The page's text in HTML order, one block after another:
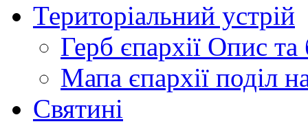
Територіальний устрій
Герб єпархії Опис та
Мапа єпархії поділ
Святині